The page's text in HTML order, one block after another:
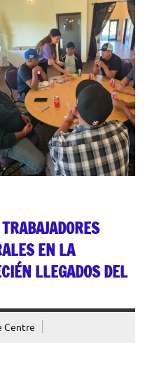
EN LA
LLEGADOS DEL
Centre